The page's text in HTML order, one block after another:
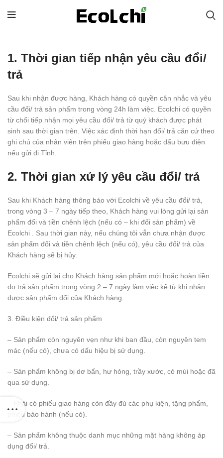
1. Thời gian tiếp nhận yêu cầu đổi/
trả
Sau khi nhận được hàng, Khách hàng có quyền cân nhắc và yêu
cầu đổi/ trả sản phẩm trong vòng 24h làm việc. Ecolchi có quyền
từ chối tiếp nhận mọi yêu cầu đổi/ trả từ quý khách được phát
sinh sau thời gian trên. Việc xác định thời hạn đổi/ trả căn cứ theo
ghi chú của nhân viên trên phiếu giao hàng hoặc dấu bưu điện
nếu gửi đi Tỉnh.
2. Thời gian xử lý yêu cầu đổi/ trả
Sau khi Khách hàng thông báo với Ecolchi về yêu cầu đổi/ trả,
trong vòng 3 – 7 ngày tiếp theo, Khách hàng vui lòng gửi lại sản
phẩm đổi và tiền chênh lệch (nếu có – khi đổi sản phẩm) về
Ecolchi . Sau thời gian này, nếu chúng tôi vẫn chưa nhận được
sản phẩm đổi và tiền chênh lệch (nếu có), yêu cầu đổi/ trả của
Khách hàng sẽ bị hủy.
Ecolchi sẽ gửi lại cho Khách hàng sản phẩm mới hoặc hoàn tiền
do trả sản phẩm trong vòng 2 – 7 ngày làm việc kể từ khi nhận
được sản phẩm đổi của Khách hàng.
3. Điều kiện đổi/ trả sản phẩm
– Sản phẩm còn nguyên vẹn như khi ban đầu, còn nguyên tem
mác (nếu có), chưa có dấu hiệu bị sử dụng.
– Sản phẩm không bị dơ bẩn, hư hỏng, trầy xước, có mùi hoặc đã
qua sử dụng.
– Phải có phiếu giao hàng còn đầy đủ các phụ kiện, tặng phẩm,
phiếu bảo hành (nếu có).
– Sản phẩm không thuộc danh mục những mặt hàng không áp
dụng đổi/ trả.